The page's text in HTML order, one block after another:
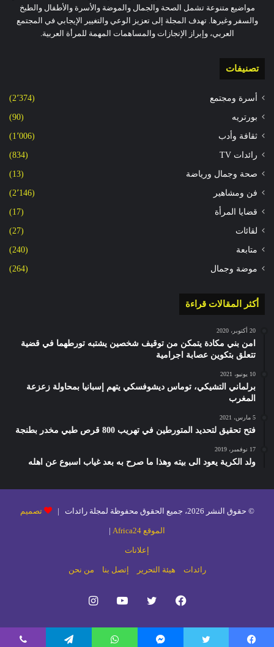
مواضيع متنوعة تشمل الصحة والجمال والموضة والأسرة والأطفال والطبخ
والسفر وغيرها. تهدف المجلة إلى تعزيز الوعي والتغيير الإيجابي في المجتمع
العربي، وإبراز الإنجازات والمساهمات المهمة للمرأة العربية.
تصنيفات
أسرة ومجتمع (2٬374)
بورتريه (90)
ثقافة وأدب (1٬006)
رائدات TV (834)
صحة وجمال ورياضة (13)
فن ومشاهير (2٬146)
قضايا المرأة (17)
لقائات (27)
متابعة (240)
موضة وجمال (264)
أكثر المقالات قراءة
20 أكتوبر، 2020
امن بني مكادة يتمكن من توقيف شخصين يشتبه تورطهما في قضية
تتعلق بتكوين عصابة اجرامية
10 يونيو، 2021
برلماني التشيكي، توماس ديشوفسكي يتهم إسبانيا بمحاولة زعزعة
المغرب
5 مارس، 2021
فتح تحقيق لتحديد المتورطين في تهريب 800 قرص طبي مخدر بطنجة
17 نوفمبر، 2019
ولد الكرية يعود الى بيته وهذا ما صرح به بعد غياب اسبوع عن اهله
© حقوق النشر 2026، جميع الحقوق محفوظة لمجلة رائدات | تصميم
الموقع Africa24 |
إعلانات
رائدات هيئة التحرير إتصل بنا من نحن
فيسبوك تويتر يوتيوبانستقرام